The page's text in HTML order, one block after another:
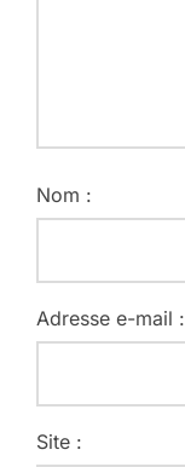
Nom :
Adresse e-mail :
Site :